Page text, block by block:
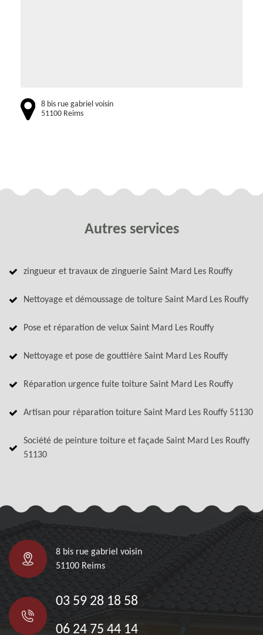
8 bis rue gabriel voisin
51100 Reims
Autres services
zingueur et travaux de zinguerie Saint Mard Les Rouffy
Nettoyage et démoussage de toiture Saint Mard Les Rouffy
Pose et réparation de velux Saint Mard Les Rouffy
Nettoyage et pose de gouttière Saint Mard Les Rouffy
Réparation urgence fuite toiture Saint Mard Les Rouffy
Artisan pour réparation toiture Saint Mard Les Rouffy 51130
Société de peinture toiture et façade Saint Mard Les Rouffy
51130
8 bis rue gabriel voisin
51100 Reims
03 59 28 18 58
06 24 75 44 14